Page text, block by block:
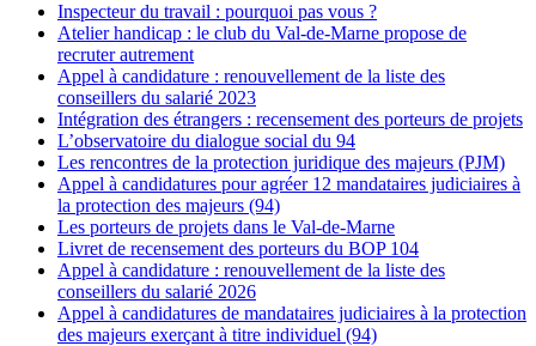
Inspecteur du travail : pourquoi pas vous ?
Atelier handicap : le club du Val-de-Marne propose de
recruter autrement
Appel à candidature : renouvellement de la liste des
conseillers du salarié 2023
Intégration des étrangers : recensement des porteurs de projets
L’observatoire du dialogue social du 94
Les rencontres de la protection juridique des majeurs (PJM)
Appel à candidatures pour agréer 12 mandataires judiciaires à
la protection des majeurs (94)
Les porteurs de projets dans le Val-de-Marne
Livret de recensement des porteurs du BOP 104
Appel à candidature : renouvellement de la liste des
conseillers du salarié 2026
Appel à candidatures de mandataires judiciaires à la protection
des majeurs exerçant à titre individuel (94)